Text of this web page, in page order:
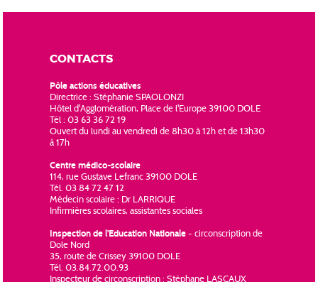
CONTACTS
Pôle actions éducatives
Directrice : Stéphanie SPAOLONZI
Hôtel d'Agglomération, Place de l'Europe 39100 DOLE
Tél : 03 63 36 72 19
Ouvert du lundi au vendredi de 8h30 à 12h et de 13h30
à 17h
Centre médico-scolaire
114, rue Gustave Lefranc 39100 DOLE
Tél. 03 84 72 47 12
Médecin scolaire : Dr LARRIQUE
Infirmières scolaires, assistantes sociales
Inspection de l'Education Nationale- circonscription de
Dole Nord
35, route de Crissey 39100 DOLE
Tél. 03.84.72.00.93